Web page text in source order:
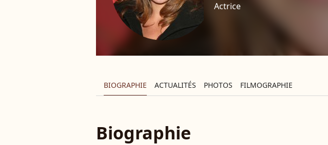
Actrice
BIOGRAPHIE ACTUALITÉS PHOTOS FILMOGRAPHIE
Biographie